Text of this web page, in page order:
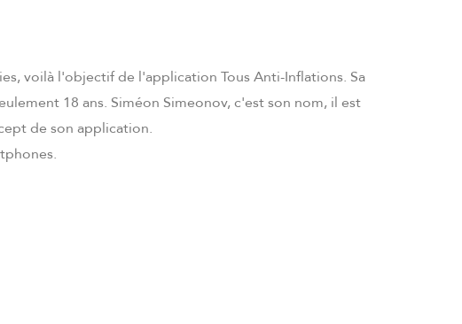
voilà l'objectif de l'application Tous Anti-Inflations. Sa
18 ans. Siméon Simeonov, c'est son nom, il est
de son application.